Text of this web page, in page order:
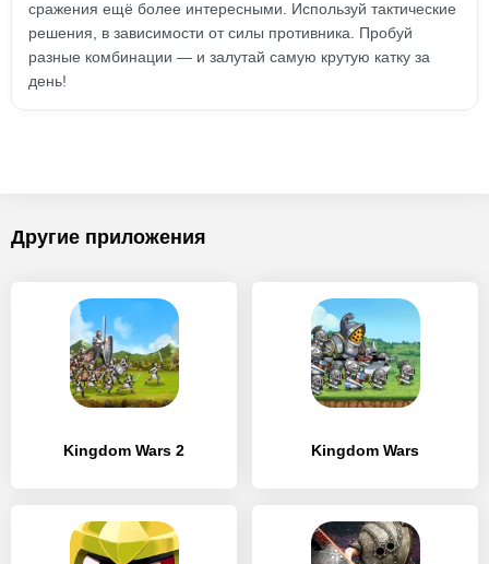
сражения ещё более интересными. Используй тактические
решения, в зависимости от силы противника. Пробуй
разные комбинации — и залутай самую крутую катку за
день!
Другие приложения
Kingdom Wars 2 Kingdom Wars